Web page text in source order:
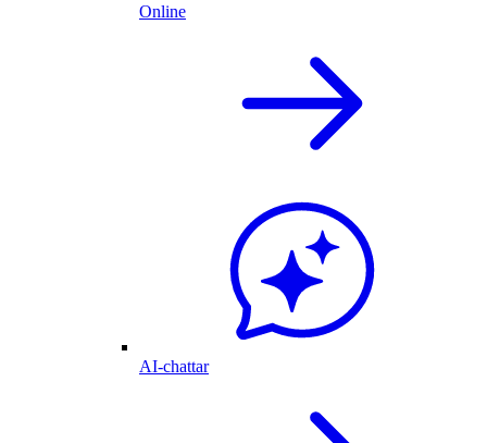
Online
AI-chattar